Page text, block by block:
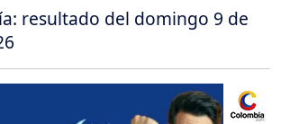
resultado del domingo 9 de